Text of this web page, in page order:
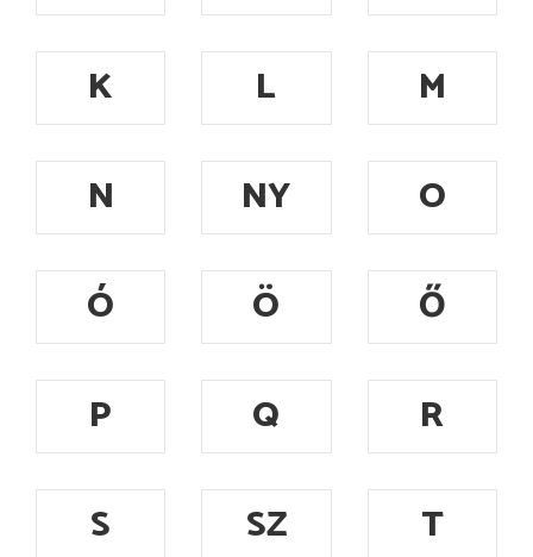
K
L
M
N
NY
O
Ó
Ö
Ő
P
Q
R
S
SZ
T